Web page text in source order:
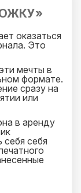
оказаться
Это
мечты в
формате.
сразу на
или
в аренду
себя